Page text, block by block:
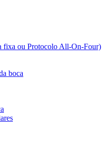
fixa ou Protocolo All-On-Four)
boca